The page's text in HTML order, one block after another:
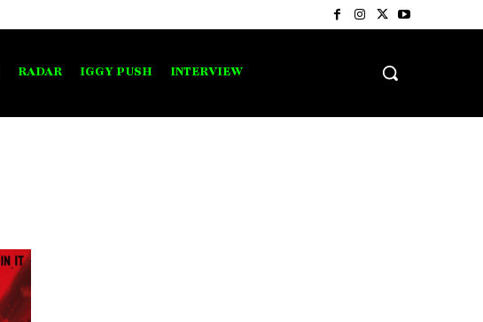
RADAR IGGY PUSH INTERVIEW